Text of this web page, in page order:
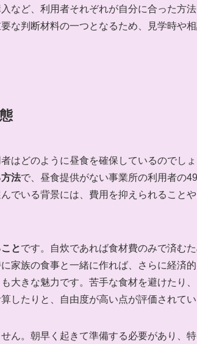
など、利用者それぞれが自分に合った方
な判断材料の一つとなるため、見学時や
はどのように昼食を確保しているのでし
法で、昼食提供がない事業所の利用者の
でいる背景には、費用を抑えられること
とです。自炊であれば食材費のみで済む
家族の食事と一緒に作れば、さらに経済
大きな魅力です。苦手な食材を避けたり
したりと、自由度が高い点が評価されてい
ん。朝早く起きて準備する必要があり、